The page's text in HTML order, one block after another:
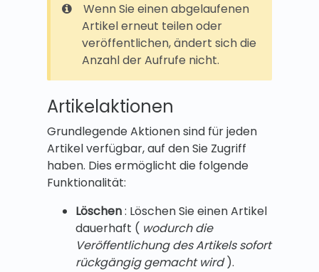
Wenn Sie einen abgelaufenen
Artikel erneut teilen oder
veröffentlichen, ändert sich die
Anzahl der Aufrufe nicht.
Artikelaktionen
Grundlegende Aktionen sind für jeden
Artikel verfügbar, auf den Sie Zugriff
haben. Dies ermöglicht die folgende
Funktionalität:
Löschen: Löschen Sie einen Artikel
dauerhaft ( wodurch die
Veröffentlichung des Artikels sofort
rückgängig gemacht wird).